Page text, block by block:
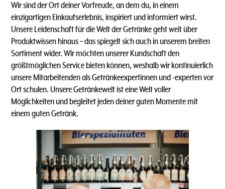
Wir sind der Ort deiner Vorfreude, an dem du, in einem
einzigartigen Einkaufserlebnis, inspiriert und informiert wirst.
Unsere Leidenschaft für die Welt der Getränke geht weit über
Produktwissen hinaus – das spiegelt sich auch in unserem breiten
Sortiment wider. Wir möchten unserer Kundschaft den
größtmöglichen Service bieten können, weshalb wir kontinuierlich
unsere Mitarbeitenden als Getränkeexpertinnen und -experten vor
Ort schulen. Unsere Getränkewelt ist eine Welt voller
Möglichkeiten und begleitet jeden deiner guten Momente mit
einem guten Getränk.